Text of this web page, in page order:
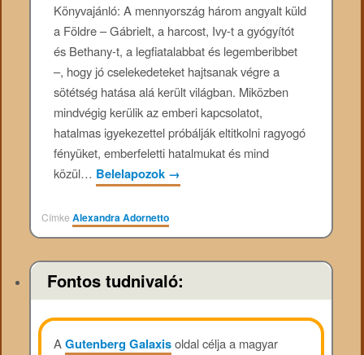
Könyvajánló: A mennyország három angyalt küld
a Földre – Gábrielt, a harcost, Ivy-t a gyógyítót
és Bethany-t, a legfiatalabbat és legemberibbet
–, hogy jó cselekedeteket hajtsanak végre a
sötétség hatása alá került világban. Miközben
mindvégig kerülik az emberi kapcsolatot,
hatalmas igyekezettel próbálják eltitkolni ragyogó
fényüket, emberfeletti hatalmukat és mind
közül… Belelapozok →
CímkeAlexandra Adornetto
Fontos tudnivaló:
AGutenberg Galaxisoldal célja a magyar